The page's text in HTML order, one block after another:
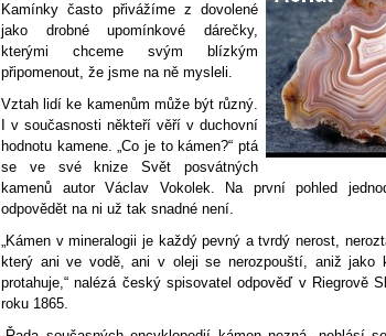
Kamínky často přivážíme z dovolené
jako drobné upomínkové dárečky,
kterými chceme svým blízkým
připomenout, že jsme na ně mysleli.
Vztah lidí ke kamenům může být různý.
I v současnosti někteří věří v duchovní
hodnotu kamene. „Co je to kámen?“ ptá
se ve své knize Svět posvátných
kamenů autor Václav Vokolek. Na první pohled
odpovědět na ni už tak snadné není.
„Kámen v mineralogii je každý pevný a tvrdý nerost,
který ani ve vodě, ani v oleji se nerozpouští, aniž jako
protahuje,“ nalézá český spisovatel odpověď v Riegrově
roku 1865.